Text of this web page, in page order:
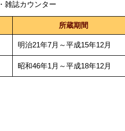
雑誌カウンター
所蔵期間
明治21年7月～平成15年12月
昭和46年1月～平成18年12月